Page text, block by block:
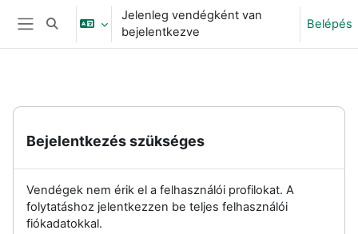
Tovább a fő tartalomhoz
Oldalpanel
Keresési bemeneti adatok váltása
Jelenleg vendégként van
bejelentkezve
Belépés
Bejelentkezés szükséges
Vendégek nem érik el a felhasználói profilokat. A
folytatáshoz jelentkezzen be teljes felhasználói
fiókadatokkal.